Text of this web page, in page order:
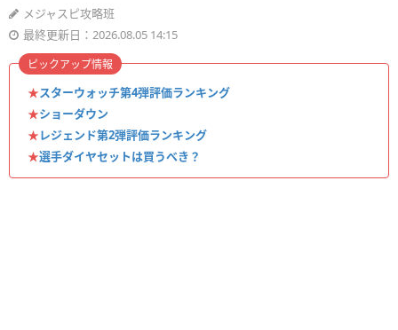
メジャスピ攻略班
最終更新日：2026.08.05 14:15
★スターウォッチ第4弾評価ランキング
★ショーダウン
★レジェンド第2弾評価ランキング
★選手ダイヤセットは買うべき？
ピックアップ情報